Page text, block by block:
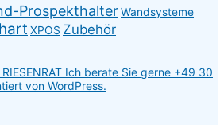
ProspekthalterWandsysteme
XPOS Zubehör
Ich berate Sie gerne +49 30
von WordPress.